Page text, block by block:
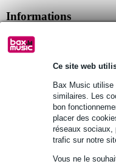
Ce site web
Bax Music
similaires. Les
bon
placer des
réseaux sociaux,
trafic sur notre
Vous ne le
Informations
lot de 6 câbles patch
connecteurs : jack mono
6 couleurs différentes :
Afficher toutes les
Autres variantes (2)